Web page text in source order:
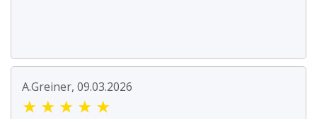
A.Greiner, 09.03.2026
★ ★ ★ ★ ★